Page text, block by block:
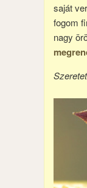
saját
fogom
nagy